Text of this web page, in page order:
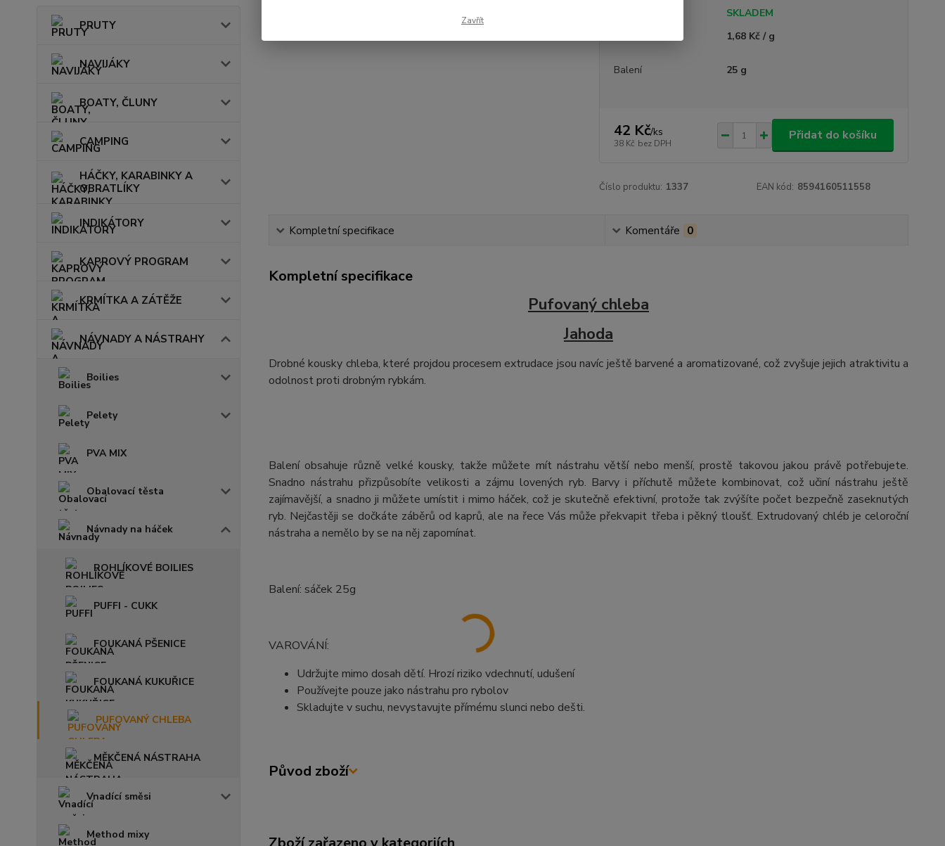
PRUTY
NAVIJÁKY
BOATY, ČLUNY
CAMPING
HÁČKY, KARABINKY A
OBRATLÍKY
INDIKÁTORY
KAPROVÝ PROGRAM
KRMÍTKA A ZÁTĚŽE
NÁVNADY A NÁSTRAHY
Boilies
Pelety
PVA MIX
Obalovací těsta
Návnady na háček
ROHLÍKOVÉ BOILIES
PUFFI - CUKK
FOUKANÁ PŠENICE
FOUKANÁ KUKUŘICE
PUFOVANÝ CHLEBA
MĚKČENÁ NÁSTRAHA
Vnadící směsi
Method mixy
SKLADEM
1,68 Kč / g
Balení 25 g
42 Kč/ks
38 Kč bez DPH
Přidat do košíku
Číslo produktu: 1337 EAN kód: 8594160511558
Kompletní specifikace Komentáře 0
Kompletní specifikace
Pufovaný chleba
Jahoda
Drobné kousky chleba, které projdou procesem extrudace jsou navíc ještě barvené a aromatizované, což zvyšuje jejich atraktivitu a
odolnost proti drobným rybkám.
Balení obsahuje různě velké kousky, takže můžete mít nástrahu větší nebo menší, prostě takovou jakou právě potřebujete.
Snadno nástrahu přizpůsobíte velikosti a zájmu lovených ryb. Barvy i příchutě můžete kombinovat, což učiní nástrahu ještě
zajímavější, a snadno ji můžete umístit i mimo háček, což je skutečně efektivní, protože tak zvýšíte počet bezpečně zaseknutých
ryb. Nejčastěji se dočkáte záběrů od kaprů, ale na řece Vás může překvapit třeba i pěkný tloušť. Extrudovaný chléb je celoroční
nástraha a nemělo by se na něj zapomínat.
Balení: sáček 25g
VAROVÁNÍ:
Udržujte mimo dosah dětí. Hrozí riziko vdechnutí, udušení
Používejte pouze jako nástrahu pro rybolov
Skladujte v suchu, nevystavujte přímému slunci nebo dešti.
Původ zboží
Zavřít